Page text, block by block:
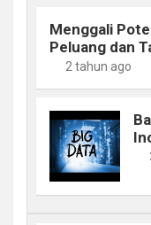
Menggali
Peluang dan
2 tahun ago